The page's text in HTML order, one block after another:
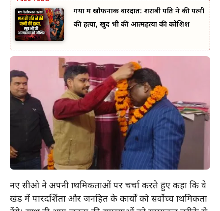
गया में खौफनाक वारदात: शराबी पति ने की पत्नी
की हत्या, खुद भी की आत्महत्या की कोशिश
नए सीओ ने अपनी प्राथमिकताओं पर चर्चा करते हुए कहा कि वे
प्रखंड में पारदर्शिता और जनहित के कार्यों को सर्वोच्च प्राथमिकता